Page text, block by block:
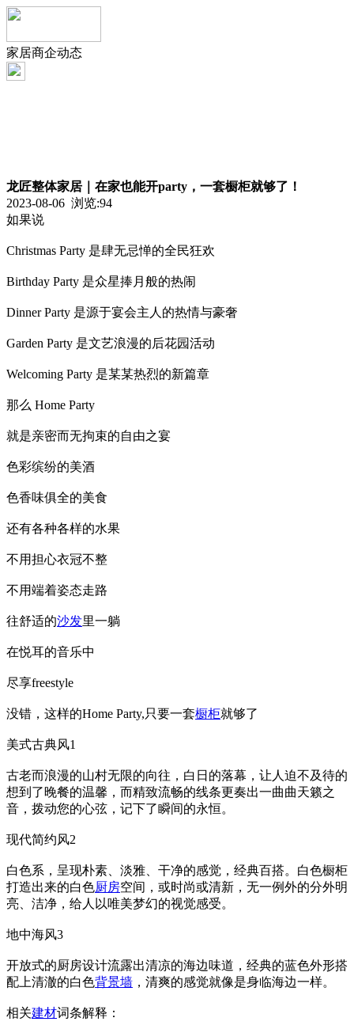
家居商企动态
龙匠整体家居｜在家也能开party，一套橱柜就够了！
2023-08-06 浏览:94
如果说
Christmas Party 是肆无忌惮的全民狂欢
Birthday Party 是众星捧月般的热闹
Dinner Party 是源于宴会主人的热情与豪奢
Garden Party 是文艺浪漫的后花园活动
Welcoming Party 是某某热烈的新篇章
那么 Home Party
就是亲密而无拘束的自由之宴
色彩缤纷的美酒
色香味俱全的美食
还有各种各样的水果
不用担心衣冠不整
不用端着姿态走路
往舒适的沙发里一躺
在悦耳的音乐中
尽享freestyle
没错，这样的Home Party,只要一套橱柜就够了
美式古典风1
古老而浪漫的山村无限的向往，白日的落幕，让人迫不及待的
想到了晚餐的温馨，而精致流畅的线条更奏出一曲曲天籁之
音，拨动您的心弦，记下了瞬间的永恒。
现代简约风2
白色系，呈现朴素、淡雅、干净的感觉，经典百搭。白色橱柜
打造出来的白色厨房空间，或时尚或清新，无一例外的分外明
亮、洁净，给人以唯美梦幻的视觉感受。
地中海风3
开放式的厨房设计流露出清凉的海边味道，经典的蓝色外形搭
配上清澈的白色背景墙 ，清爽的感觉就像是身临海边一样。
相关建材词条解释：